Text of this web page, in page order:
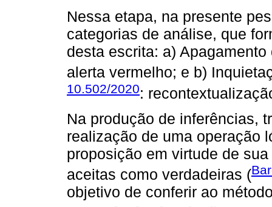
Nessa etapa, na presente
categorias de análise, que
desta escrita: a)
alerta vermelho; e b)
10.502/2020:
Na produção de inferências,
realização de uma operação
proposição em virtude de
aceitas como verdadeiras (
objetivo de conferir ao